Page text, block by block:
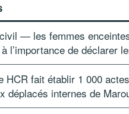
— les femmes
l’importance de déclarer
HCR fait établir 1 000
déplacés internes de